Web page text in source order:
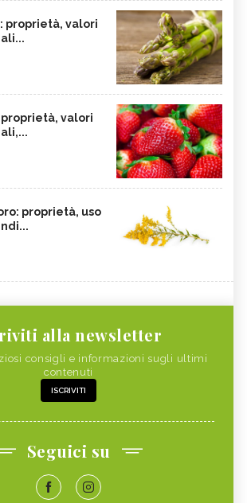
proprietà, valori
proprietà, valori
proprietà, uso
alla newsletter
consigli e informazioni sugli ultimi
contenuti
ISCRIVITI
Seguici su